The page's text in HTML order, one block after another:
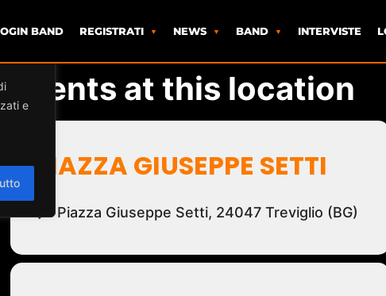
e
BAND REGISTRATI NEWS BAND INTERVISTE
Events at this location
PIAZZA GIUSEPPE SETTI
Piazza Giuseppe Setti, 24047 Treviglio (BG)